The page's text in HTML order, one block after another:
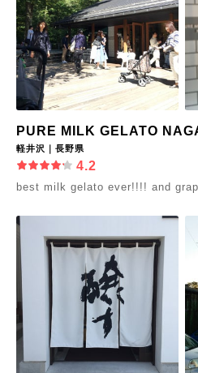
PURE MILK GELATO
軽井沢｜長野県
4.2
best milk gelato ever!!!! and